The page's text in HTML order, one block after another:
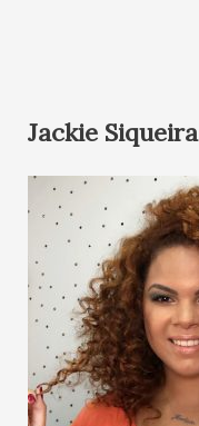
Jackie Siqueira